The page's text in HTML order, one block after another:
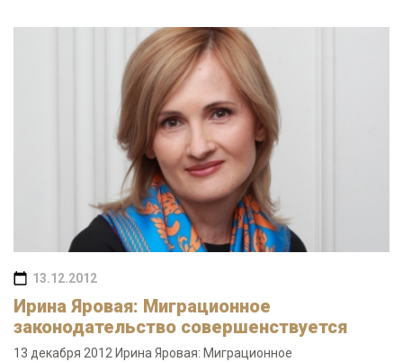
13.12.2012
Ирина Яровая: Миграционное
законодательство совершенствуется
13 декабря 2012 Ирина Яровая: Миграционное